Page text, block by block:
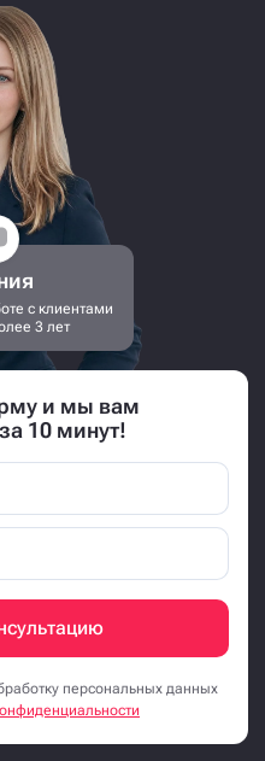
с клиентами
3 лет
и мы вам
10 минут!
персональных данных